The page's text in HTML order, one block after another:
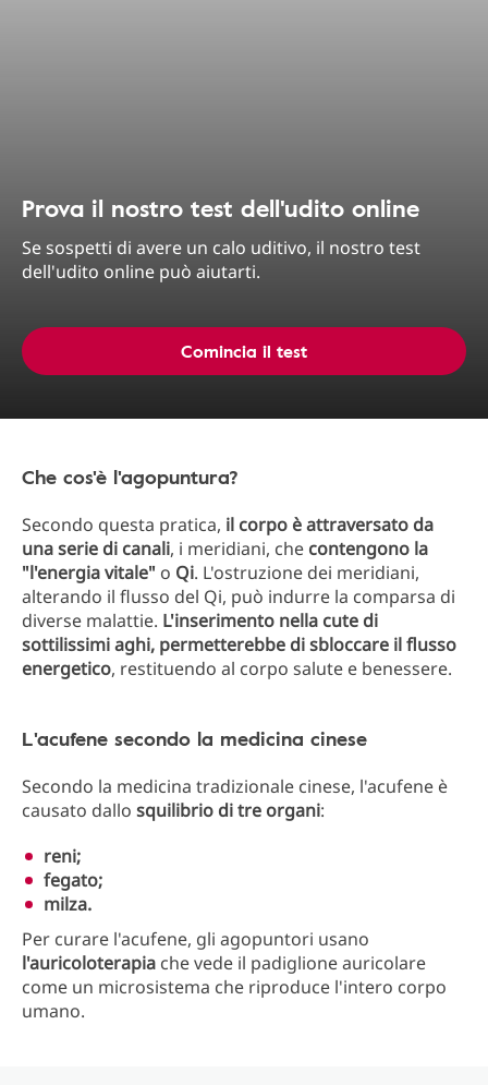
Prova il nostro test dell'udito online
Se sospetti di avere un calo uditivo, il nostro test
dell'udito online può aiutarti.
Comincia il test
Che cos'è l'agopuntura?
Secondo questa pratica, il corpo è attraversato da
una serie di canali, i meridiani, che contengono la
"l'energia vitale" o Qi. L'ostruzione dei meridiani,
alterando il flusso del Qi, può indurre la comparsa di
diverse malattie. L'inserimento nella cute di
sottilissimi aghi, permetterebbe di sbloccare il flusso
energetico, restituendo al corpo salute e benessere.
L'acufene secondo la medicina cinese
Secondo la medicina tradizionale cinese, l'acufene è
causato dallo squilibrio di tre organi:
reni;
fegato;
milza.
Per curare l'acufene, gli agopuntori usano
l'auricoloterapia che vede il padiglione auricolare
come un microsistema che riproduce l'intero corpo
umano.